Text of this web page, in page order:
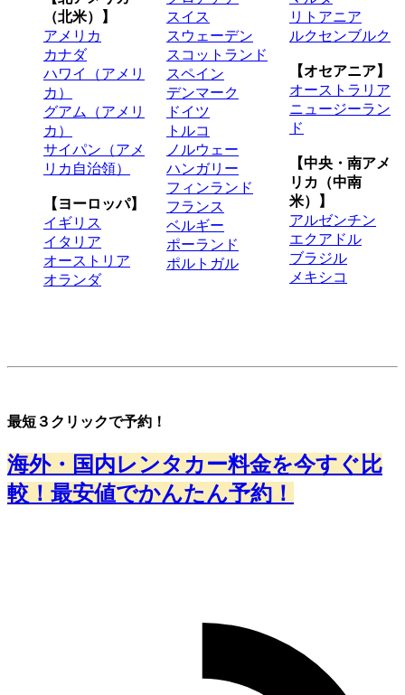
（北米）】
アメリカ
カナダ
ハワイ（アメリ
カ）
グアム（アメリ
カ）
サイパン（アメ
リカ自治領）
【ヨーロッパ】
イギリス
イタリア
オーストリア
オランダ
スイス
スウェーデン
スコットランド
スペイン
デンマーク
ドイツ
トルコ
ノルウェー
ハンガリー
フィンランド
フランス
ベルギー
ポーランド
ポルトガル
リトアニア
ルクセンブルク
【オセアニア】
オーストラリア
ニュージーラン
ド
【中央・南アメ
リカ（中南
米）】
アルゼンチン
エクアドル
ブラジル
メキシコ
最短３クリックで予約！
海外・国内レンタカー料金を今すぐ比
較！最安値でかんたん予約！